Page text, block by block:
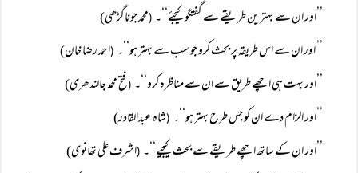
’’اور ان سے بہترین طریقے سے گفتگو کیجئے‘‘۔ (محمد جوناگڑھی)
’’ اور ان سے اس طریقہ پر بحث کرو جو سب سے بہتر ہو‘‘۔ (احمد رضا خان)
’’اور بہت ہی اچھے طریق سے ان سے مناظرہ کرو‘‘۔ (فتح محمد جالندھری)
’’اور الزام دے ان کو جس طرح بہتر ہو‘‘۔ (شاہ عبدالقادر)
’’اور ان کے ساتھ اچھے طریقے سے بحث کیجیے‘‘۔ (اشرف علی تھانوی)